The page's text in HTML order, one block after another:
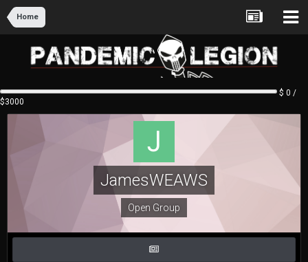
Home
$ 0 /
$3000
JamesWEAWS
Open Group